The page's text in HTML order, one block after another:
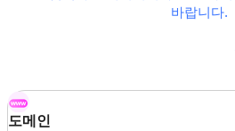
바랍니다.
도메인